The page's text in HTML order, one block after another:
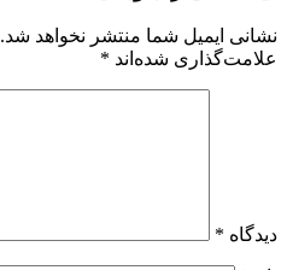
نشانی ایمیل شما منتشر نخواهد شد.
علامت‌گذاری شده‌اند *
دیدگاه *